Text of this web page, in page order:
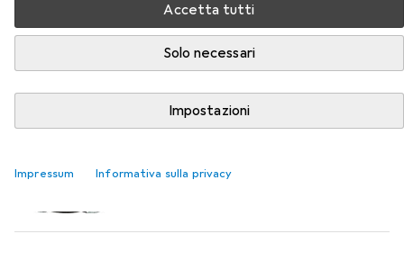
Accetta tutti
Solo necessari
Impostazioni
Impressum Informativa sulla privacy